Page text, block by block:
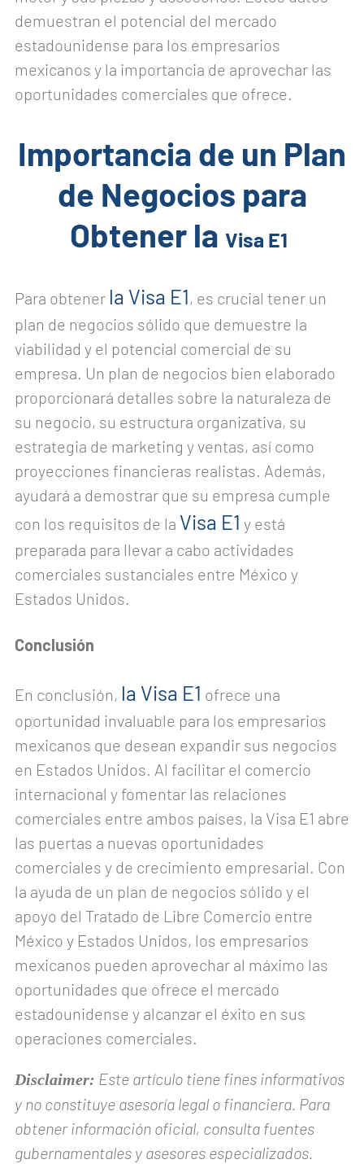
demuestran el potencial del mercado
estadounidense para los empresarios
mexicanos y la importancia de aprovechar las
oportunidades comerciales que ofrece.
Importancia de un Plan
de Negocios para
Obtener la Visa E1
Para obtener la Visa E1, es crucial tener un
plan de negocios sólido que demuestre la
viabilidad y el potencial comercial de su
empresa. Un plan de negocios bien elaborado
proporcionará detalles sobre la naturaleza de
su negocio, su estructura organizativa, su
estrategia de marketing y ventas, así como
proyecciones financieras realistas. Además,
ayudará a demostrar que su empresa cumple
con los requisitos de la Visa E1 y está
preparada para llevar a cabo actividades
comerciales sustanciales entre México y
Estados Unidos.
Conclusión
En conclusión, la Visa E1 ofrece una
oportunidad invaluable para los empresarios
mexicanos que desean expandir sus negocios
en Estados Unidos. Al facilitar el comercio
internacional y fomentar las relaciones
comerciales entre ambos países, la Visa E1 abre
las puertas a nuevas oportunidades
comerciales y de crecimiento empresarial. Con
la ayuda de un plan de negocios sólido y el
apoyo del Tratado de Libre Comercio entre
México y Estados Unidos, los empresarios
mexicanos pueden aprovechar al máximo las
oportunidades que ofrece el mercado
estadounidense y alcanzar el éxito en sus
operaciones comerciales.
Disclaimer: Este artículo tiene fines informativos
y no constituye asesoría legal o financiera. Para
obtener información oficial, consulta fuentes
gubernamentales y asesores especializados.